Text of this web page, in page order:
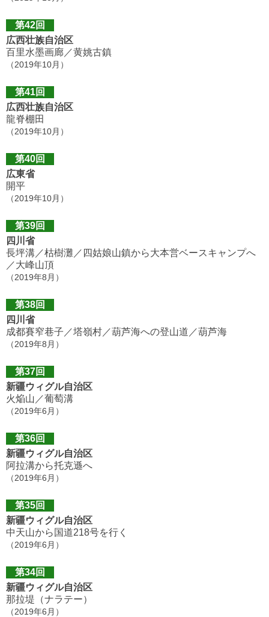
第42回
広西壮族自治区
百里水墨画廊／黄姚古鎮
（2019年10月）
第41回
広西壮族自治区
龍脊棚田
（2019年10月）
第40回
広東省
開平
（2019年10月）
第39回
四川省
長坪溝／枯樹灘／四姑娘山鎮から大本営ベースキャンプへ
／大峰山頂
（2019年8月）
第38回
四川省
成都賽窄巷子／塔嶺村／葫芦海への登山道／葫芦海
（2019年8月）
第37回
新疆ウィグル自治区
火焔山／葡萄溝
（2019年6月）
第36回
新疆ウィグル自治区
阿拉溝から托克遜へ
（2019年6月）
第35回
新疆ウィグル自治区
中天山から国道218号を行く
（2019年6月）
第34回
新疆ウィグル自治区
那拉堤（ナラテー）
（2019年6月）